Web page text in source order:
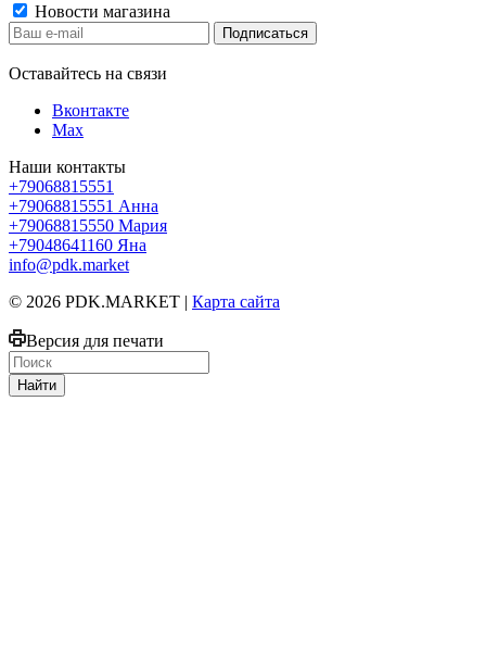
Новости магазина
Оставайтесь на связи
Вконтакте
Max
Наши контакты
+79068815551
+79068815551 Анна
+79068815550 Мария
+79048641160 Яна
info@pdk.market
© 2026 PDK.MARKET | Карта сайта
Версия для печати
Найти